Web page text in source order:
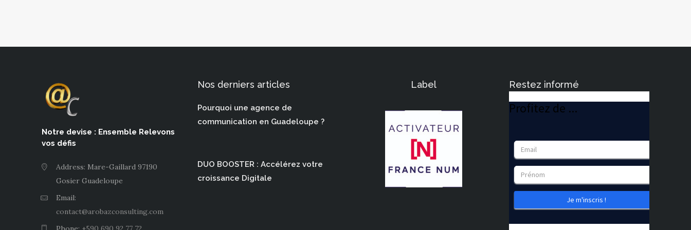
Notre devise : Ensemble Relevons
vos défis
Address: Mare-Gaillard 97190
Gosier Guadeloupe
Email:
contact@arobazconsulting.com
Nos derniers articles
Pourquoi une agence de
communication en Guadeloupe ?
DUO BOOSTER : Accélérez votre
croissance Digitale
Label Restez informé